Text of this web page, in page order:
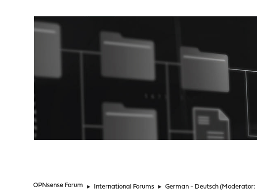
OPNsense Forum ► International Forums ► German - Deutsch (Moderator: